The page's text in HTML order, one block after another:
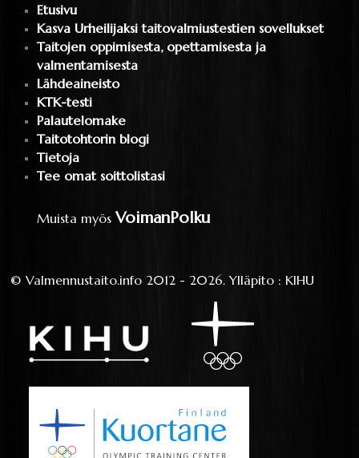
Etusivu
Kasva Urheilijaksi taitovalmiustestien sovellukset
Taitojen oppimisesta, opettamisesta ja
valmentamisesta
Lähdeaineisto
KTK-testi
Palautelomake
Taitotohtorin blogi
Tietoja
Tee omat soittolistasi
Muista myös VoimanPolku
© Valmennustaito.info2012 - 2026.Ylläpito: KIHU